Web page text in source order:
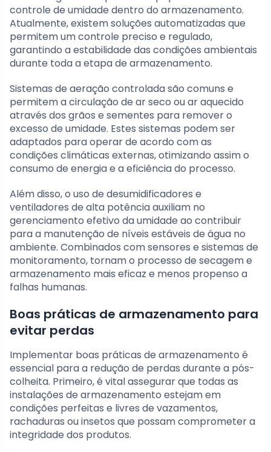
controle de umidade dentro do armazenamento.
Atualmente, existem soluções automatizadas que
permitem um controle preciso e regulado,
garantindo a estabilidade das condições ambientais
durante toda a etapa de armazenamento.
Sistemas de aeração controlada são comuns e
permitem a circulação de ar seco ou ar aquecido
através dos grãos e sementes para remover o
excesso de umidade. Estes sistemas podem ser
adaptados para operar de acordo com as
condições climáticas externas, otimizando assim o
consumo de energia e a eficiência do processo.
Além disso, o uso de desumidificadores e
ventiladores de alta potência auxiliam no
gerenciamento efetivo da umidade ao contribuir
para a manutenção de níveis estáveis de água no
ambiente. Combinados com sensores e sistemas de
monitoramento, tornam o processo de secagem e
armazenamento mais eficaz e menos propenso a
falhas humanas.
Boas práticas de armazenamento para
evitar perdas
Implementar boas práticas de armazenamento é
essencial para a redução de perdas durante a pós-
colheita. Primeiro, é vital assegurar que todas as
instalações de armazenamento estejam em
condições perfeitas e livres de vazamentos,
rachaduras ou insetos que possam comprometer a
integridade dos produtos.